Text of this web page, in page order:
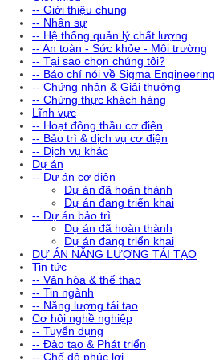
-- Giới thiệu chung
-- Nhân sự
-- Hệ thống quản lý chất lượng
-- An toàn - Sức khỏe - Môi trường
-- Tại sao chọn chúng tôi?
-- Báo chí nói về Sigma Engineering
-- Chứng nhận & Giải thưởng
-- Chứng thực khách hàng
Lĩnh vực
-- Hoạt động thầu cơ điện
-- Bảo trì & dịch vụ cơ điện
-- Dịch vụ khác
Dự án
-- Dự án cơ điện
Dự án đã hoàn thành
Dự án đang triển khai
-- Dự án bảo trì
Dự án đã hoàn thành
Dự án đang triển khai
DỰ ÁN NĂNG LƯỢNG TÁI TẠO
Tin tức
-- Văn hóa & thể thao
-- Tin ngành
-- Năng lượng tái tạo
Cơ hội nghề nghiệp
-- Tuyển dụng
-- Đào tạo & Phát triển
-- Chế độ phúc lợi